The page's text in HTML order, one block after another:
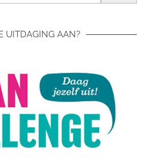
UITDAGING AAN?